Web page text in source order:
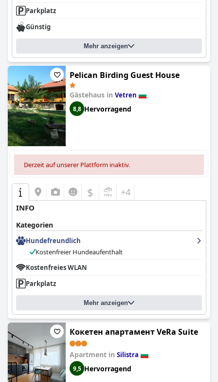
Der Komfort der Betten wird auch von den Gästen immer
wieder gelobt, die ihr breites und bequemes Design sowie die
saubere und angenehme Bettwäsche schätzen. Dies trägt zu
einer erholsamen Nachtruhe bei und festigt dasFamily Hotel
als ideale Wahl für Reisende, die Komfort und
Bequemlichkeit im Herzen von Silistra suchen.
Parkplatz
Günstig
Mehr anzeigen
Pelican Birding Guest House
Gästehaus in Vetren
8,8 Hervorragend
Derzeit auf unserer Plattform inaktiv.
$ +4
INFO
Kategorien
Hundefreundlich
Kostenfreier Hundeaufenthalt
Kostenfreies WLAN
Parkplatz
Mehr anzeigen
Кокетен апартамент VeRa Suite
Apartment in Silistra
9,5 Hervorragend